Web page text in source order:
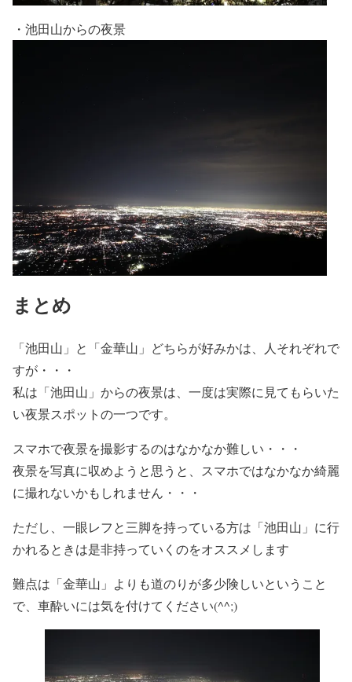
・池田山からの夜景
まとめ
「池田山」と「金華山」どちらが好みかは、人それぞれで
すが・・・
私は「池田山」からの夜景は、一度は実際に見てもらいた
い夜景スポットの一つです。
スマホで夜景を撮影するのはなかなか難しい・・・
夜景を写真に収めようと思うと、スマホではなかなか綺麗
に撮れないかもしれません・・・
ただし、一眼レフと三脚を持っている方は「池田山」に行
かれるときは是非持っていくのをオススメします
難点は「金華山」よりも道のりが多少険しいということ
で、車酔いには気を付けてください(^^;)